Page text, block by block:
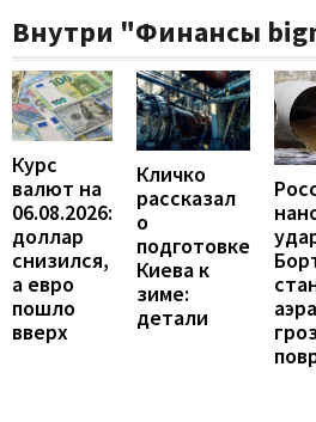
Внутри "Финансы
Курс
валют на
06.08.2026:
доллар
снизился,
а евро
пошло
вверх
Кличко
рассказал
о
подготовке
Киева к
зиме:
детали